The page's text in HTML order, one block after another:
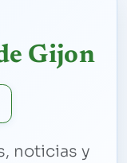
Gijon
noticias y